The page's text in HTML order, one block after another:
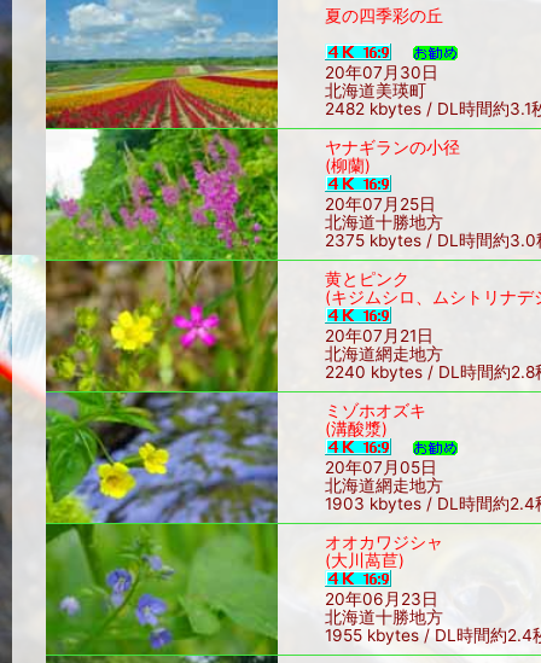
夏の四季彩の丘
20年07月30日
北海道美瑛町
2482 kbytes / DL時間約3.1
ヤナギランの小径
(柳蘭)
20年07月25日
北海道十勝地方
2375 kbytes / DL時間約3.0
黄とピンク
(キジムシロ、ムシトリナデ
20年07月21日
北海道網走地方
2240 kbytes / DL時間約2.8
ミゾホオズキ
(溝酸漿)
20年07月05日
北海道網走地方
1903 kbytes / DL時間約2.4
オオカワジシャ
(大川萵苣)
20年06月23日
北海道十勝地方
1955 kbytes / DL時間約2.4